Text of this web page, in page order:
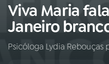
Buscar
na
Rádio
Nacional
Viva Maria
Janeiro
Psicóloga Lydia